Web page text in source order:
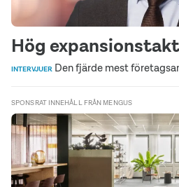
Hög
INTERVJUER Den fjärde mest
SPONSRAT INNEHÅLL FRÅN MENGUS